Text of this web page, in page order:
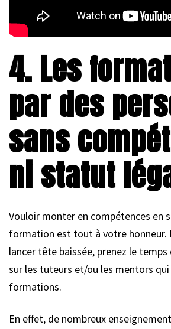
4. Les
par des
sans
ni statut
Vouloir monter en compétences en
formation est tout à votre honneur.
lancer tête baissée, prenez le
sur les tuteurs et/ou les mentors
formations.
En effet, de nombreux